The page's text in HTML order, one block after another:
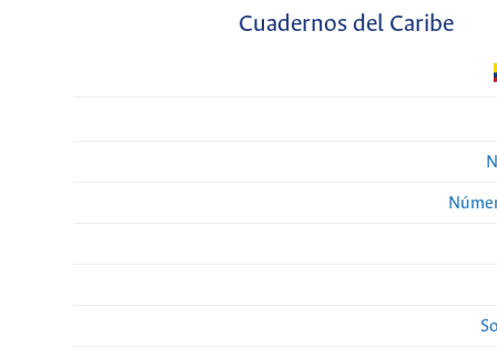
Cuadernos del Caribe